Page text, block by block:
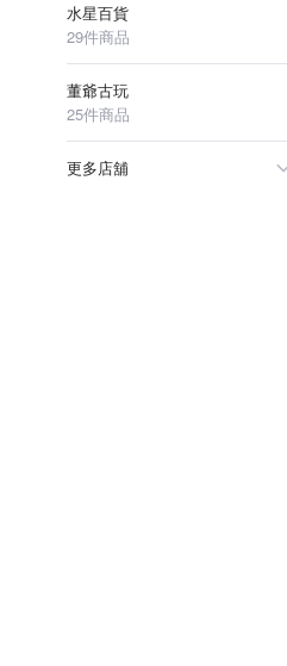
水星百貨
29件商品
董爺古玩
25件商品
更多店舖